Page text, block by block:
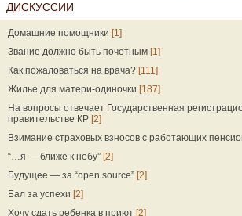
ДИСКУССИИ
Домашние помощники [1]
Звание должно быть почетным [1]
Как пожаловаться на врача? [111]
Жилье для матери-одиночки [187]
На вопросы отвечает Государственная
правительстве КР [2]
Взимание страховых взносов с работающих
“…я — ближе к небу” [2]
Будущее — за “open source” [2]
Бал за успехи [2]
Хочу сдать ребенка в приют [2]